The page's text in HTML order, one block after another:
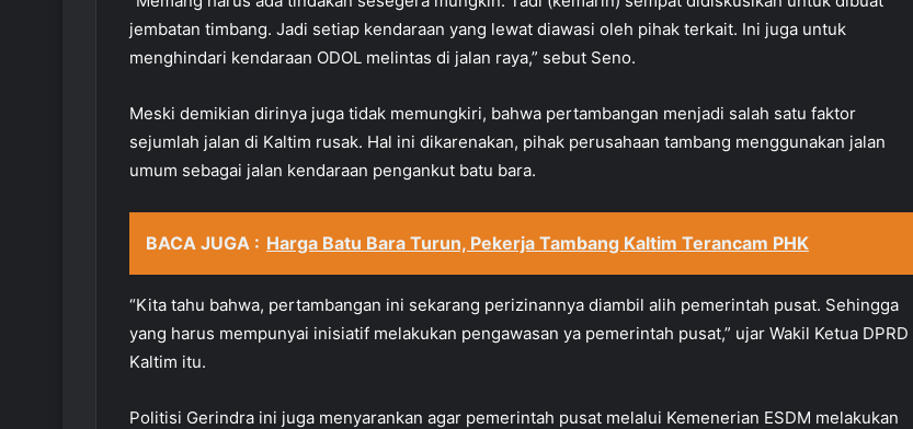
jembatan timbang. Jadi setiap kendaraan yang lewat diawasi oleh pihak terkait. Ini juga untuk
menghindari kendaraan ODOL melintas di jalan raya,” sebut Seno.
Meski demikian dirinya juga tidak memungkiri, bahwa pertambangan menjadi salah satu faktor
sejumlah jalan di Kaltim rusak. Hal ini dikarenakan, pihak perusahaan tambang menggunakan jalan
umum sebagai jalan kendaraan pengankut batu bara.
BACA JUGA : Harga Batu Bara Turun, Pekerja Tambang Kaltim Terancam PHK
“Kita tahu bahwa, pertambangan ini sekarang perizinannya diambil alih pemerintah pusat. Sehingga
yang harus mempunyai inisiatif melakukan pengawasan ya pemerintah pusat,” ujar Wakil Ketua DPRD
Kaltim itu.
Politisi Gerindra ini juga menyarankan agar pemerintah pusat melalui Kemenerian ESDM melakukan